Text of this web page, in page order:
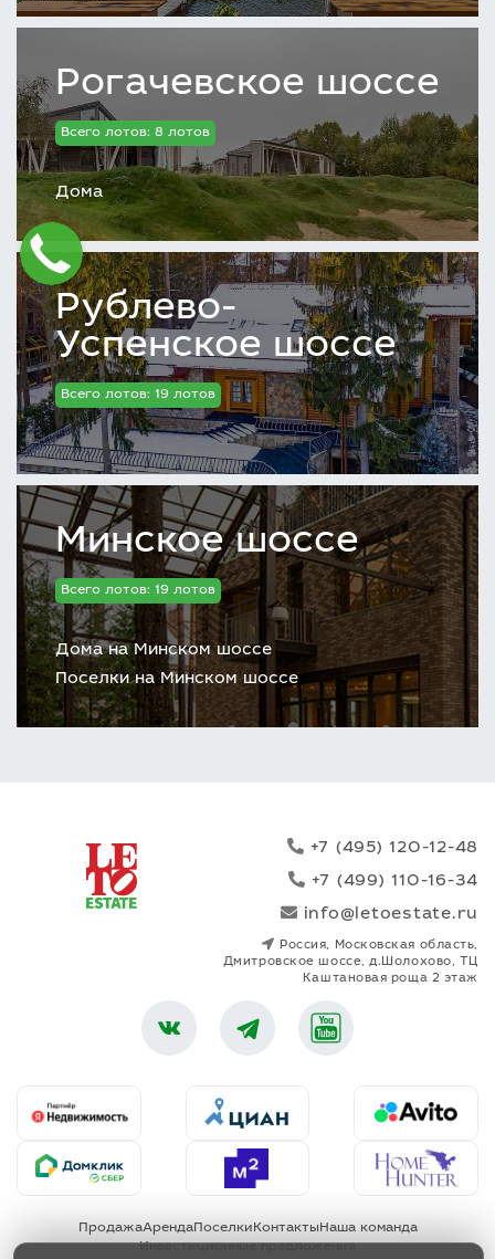
Рогачевское шоссе
Всего лотов: 8 лотов
Дома
Рублево-
Успенское шоссе
Всего лотов: 19 лотов
Минское шоссе
Всего лотов: 19 лотов
Дома на Минском шоссе
Поселки на Минском шоссе
+7 (495) 120-12-48
+7 (499) 110-16-34
info@letoestate.ru
Россия, Московская область,
Дмитровское шоссе, д.Шолохово, ТЦ
Каштановая роща 2 этаж
ПродажаАрендаПоселки КонтактыНаша команда
Инвестиционные предложения